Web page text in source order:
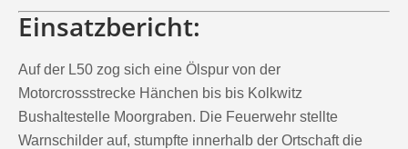
Einsatzbericht:
Auf der L50 zog sich eine Ölspur von der
Motorcrossstrecke Hänchen bis bis Kolkwitz
Bushaltestelle Moorgraben. Die Feuerwehr stellte
Warnschilder auf, stumpfte innerhalb der Ortschaft die